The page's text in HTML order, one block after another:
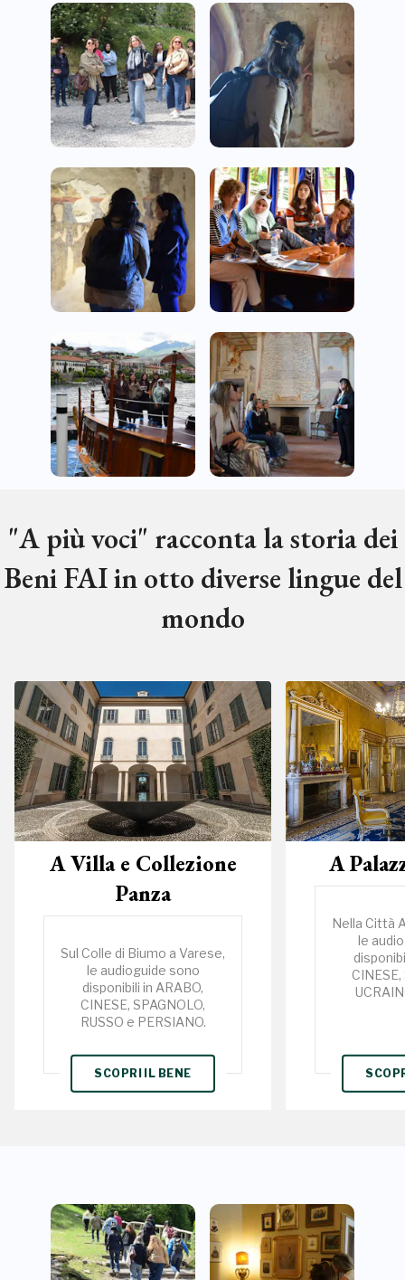
"A più voci" racconta la storia dei
Beni FAI in otto diverse lingue del
mondo
A Villa e Collezione
Panza
Sul Colle di Biumo a Varese,
le audioguide sono
disponibili in ARABO,
CINESE, SPAGNOLO,
RUSSO e PERSIANO.
SCOPRI IL BENE
A
Nella Città
le
CINESE,